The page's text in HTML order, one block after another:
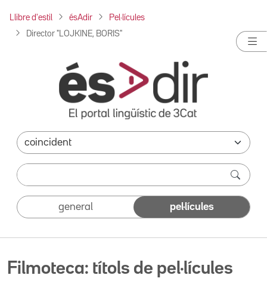
Llibre d'estil ésAdir Pel·lícules
Director "LOJKINE, BORIS"
general pel·lícules
Filmoteca: títols de pel·lícules